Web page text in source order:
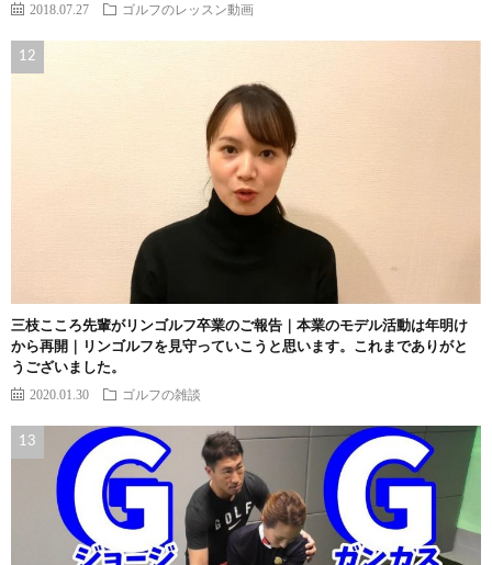
2018.07.27 ゴルフのレッスン動画
三枝こころ先輩がリンゴルフ卒業のご報告｜本業のモデル活動は年明け
から再開｜リンゴルフを見守っていこうと思います。これまでありがと
うございました。
2020.01.30 ゴルフの雑談